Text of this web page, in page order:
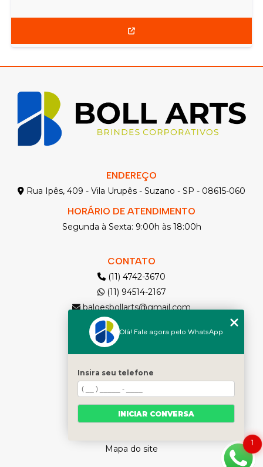
ENDEREÇO
Rua Ipês, 409 - Vila Urupês - Suzano - SP - 08615-060
HORÁRIO DE ATENDIMENTO
Segunda à Sexta: 9:00h às 18:00h
CONTATO
(11) 4742-3670
(11) 94514-2167
baloesbollarts@gmail.com
MENU
Solicite seu Orçamento
Home
Quem somos
Produtos
Contato
Mapa do site
1
Olá! Fale agora pelo WhatsApp
Insira seu telefone
INICIAR CONVERSA